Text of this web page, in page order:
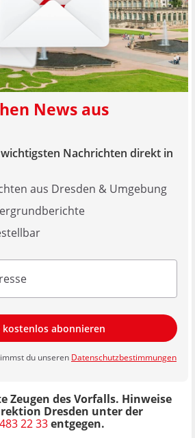
News aus
Nachrichten direkt in
aus Dresden & Umgebung
kostenlos abonnieren
du unseren Datenschutzbestimmungen
Zeugen des Vorfalls. Hinweise
Dresden unter der
22 33entgegen.